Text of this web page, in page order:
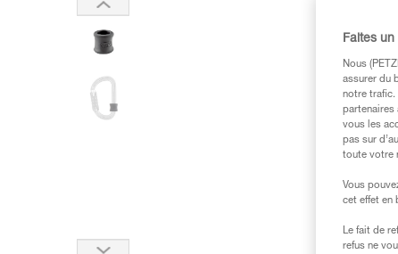
Faites
Nous
assurer du
notre trafic.
partenaires
vous les
pas sur
toute votre
Vous
cet effet en
Le fait de
refus ne